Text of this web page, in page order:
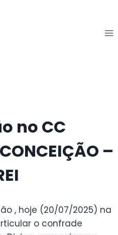
no CC
–
, hoje (20/07/2025) na
o confrade